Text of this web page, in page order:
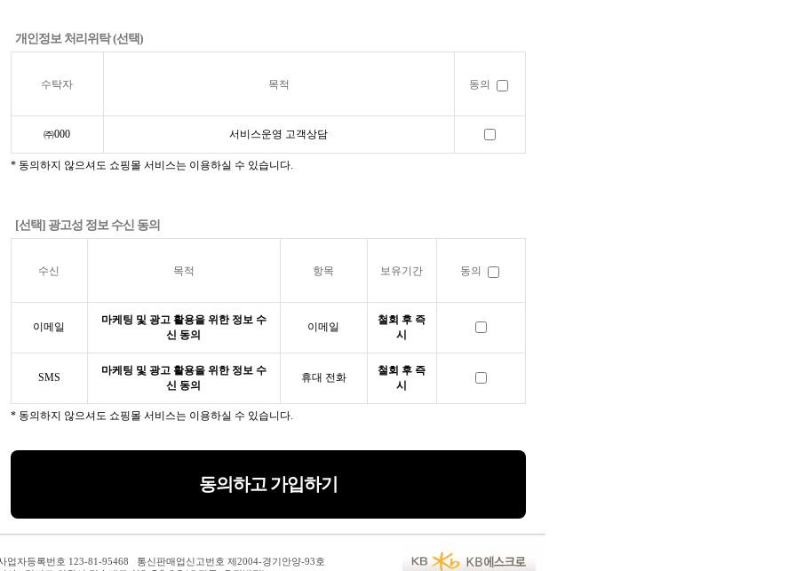
개인정보 처리위탁 (선택)
수탁자 목적 동의
㈜000 서비스운영 고객상담
* 동의하지 않으셔도 쇼핑몰 서비스는 이용하실 수 있습니다.
[선택] 광고성 정보 수신 동의
수신 목적 항목 보유기간 동의
이메일
마케팅 및 광고 활용을 위한 정보 수
신 동의
이메일
철회 후 즉
시
SMS
마케팅 및 광고 활용을 위한 정보 수
신 동의
휴대 전화
철회 후 즉
시
* 동의하지 않으셔도 쇼핑몰 서비스는 이용하실 수 있습니다.
동의하고 가입하기
업자등록번호 123-81-95468 통신판매업신고번호 제2004-경기안양-93호